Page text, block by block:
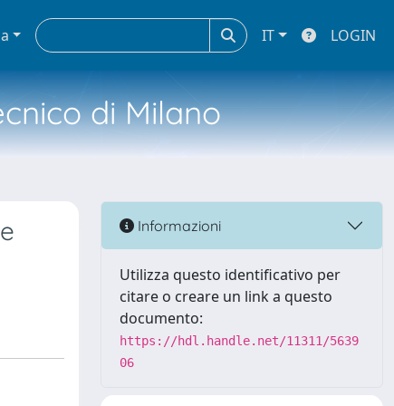
IT LOGIN
di Milano
Informazioni
Utilizza questo identificativo per
citare o creare un link a questo
documento:
https://hdl.handle.net/11311/5639
06